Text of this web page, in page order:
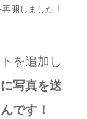
開しました！
を追加し
写真を送
です！